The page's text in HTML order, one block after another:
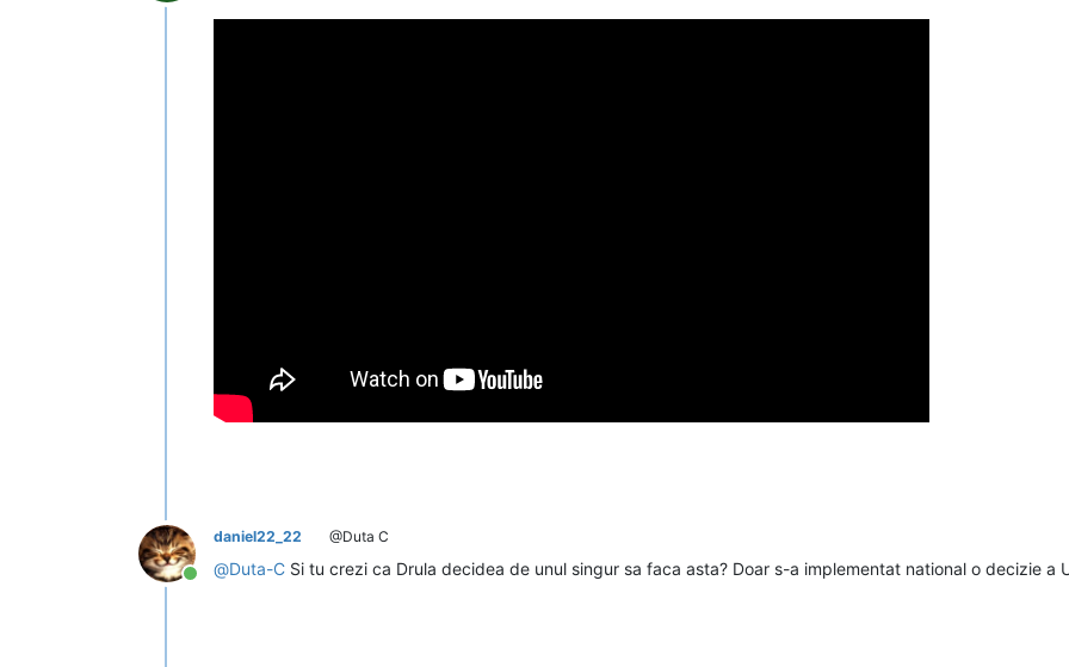
Conectat
daniel22_22 @Duta C
@Duta-C Si tu crezi ca Drula decidea de unul singur sa faca asta? Doar s-a implementat national o decizie a